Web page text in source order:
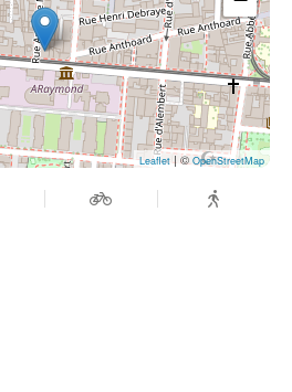
Leaflet| ©OpenStreetMap